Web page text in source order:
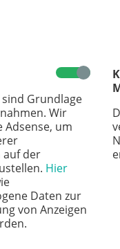
sind Grundlage
Wir
Adsense, um
auf der
Hier
Daten zur
von Anzeigen